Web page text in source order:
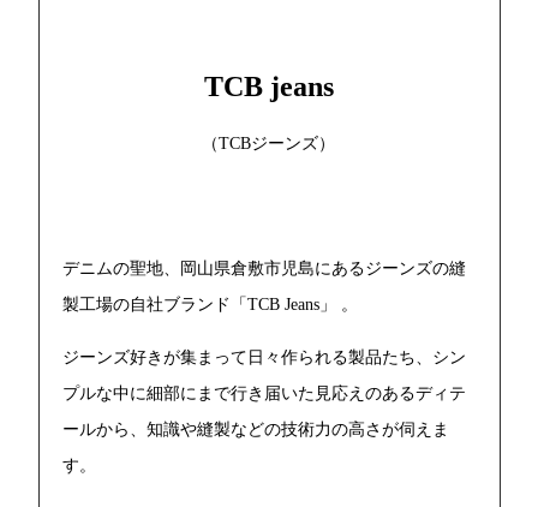
TCB jeans
（TCBジーンズ）
デニムの聖地、岡山県倉敷市児島にあるジーンズの縫
製工場の自社ブランド「TCB Jeans」 。
ジーンズ好きが集まって日々作られる製品たち、シン
プルな中に細部にまで行き届いた見応えのあるディテ
ールから、知識や縫製などの技術力の高さが伺えま
す。